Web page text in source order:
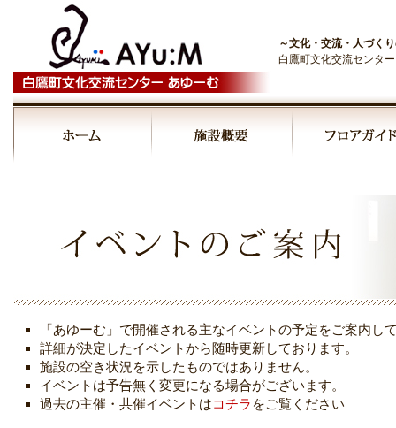
～文化・交流・人づく
白鷹町文化交流センタ
「あゆーむ」で開催される主なイベントの予定をご案内し
詳細が決定したイベントから随時更新しております。
施設の空き状況を示したものではありません。
イベントは予告無く変更になる場合がございます。
過去の主催・共催イベントはコチラ をご覧ください
04:00